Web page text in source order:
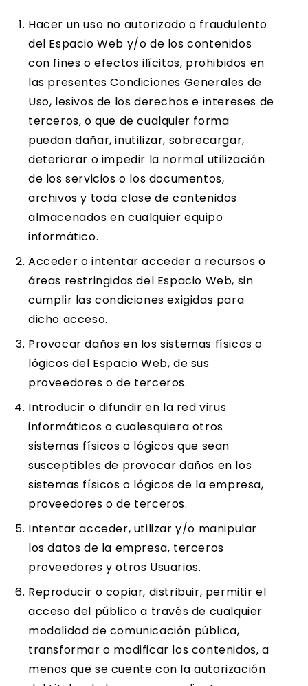
Hacer un uso no autorizado o fraudulento
del Espacio Web y/o de los contenidos
con fines o efectos ilícitos, prohibidos en
las presentes Condiciones Generales de
Uso, lesivos de los derechos e intereses de
terceros, o que de cualquier forma
puedan dañar, inutilizar, sobrecargar,
deteriorar o impedir la normal utilización
de los servicios o los documentos,
archivos y toda clase de contenidos
almacenados en cualquier equipo
informático.
Acceder o intentar acceder a recursos o
áreas restringidas del Espacio Web, sin
cumplir las condiciones exigidas para
dicho acceso.
Provocar daños en los sistemas físicos o
lógicos del Espacio Web, de sus
proveedores o de terceros.
Introducir o difundir en la red virus
informáticos o cualesquiera otros
sistemas físicos o lógicos que sean
susceptibles de provocar daños en los
sistemas físicos o lógicos de la empresa,
proveedores o de terceros.
Intentar acceder, utilizar y/o manipular
los datos de la empresa, terceros
proveedores y otros Usuarios.
Reproducir o copiar, distribuir, permitir el
acceso del público a través de cualquier
modalidad de comunicación pública,
transformar o modificar los contenidos, a
menos que se cuente con la autorización